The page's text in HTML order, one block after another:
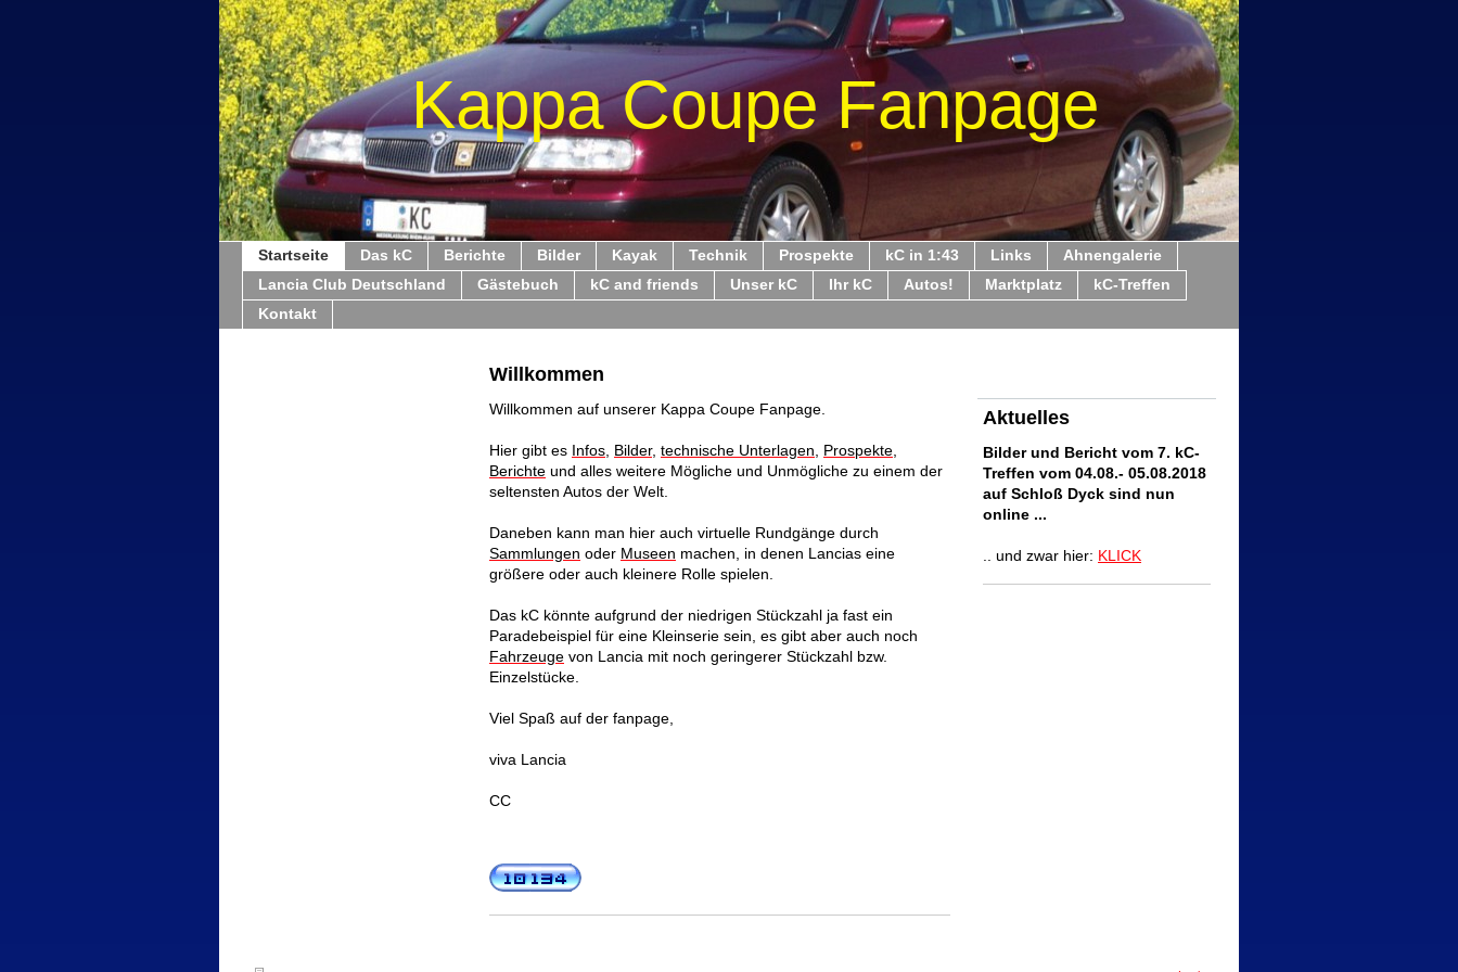
Kappa Coupe Fanpage
Startseite Das kC Berichte Bilder Kayak Technik Prospekte kC in 1:43 Links
Ahnengalerie
Lancia Club Deutschland
Gästebuch kC and friends Unser kC Ihr kC Autos! Marktplatz
kC-Treffen
Kontakt
Willkommen
Willkommen auf unserer Kappa Coupe Fanpage.
Hier gibt es Infos Bilder, technische Unterlagen Prospekte
Berichte und alles weitere Mögliche und Unmögliche zu einem der
seltensten Autos der Welt.
Daneben kann man hier auch virtuelle Rundgänge durch
Sammlungen oder Museen machen, in denen Lancias eine
größere oder auch kleinere Rolle spielen.
Das kC könnte aufgrund der niedrigen Stückzahl ja fast ein
Paradebeispiel für eine Kleinserie sein, es gibt aber auch noch
Fahrzeuge von Lancia mit noch geringerer Stückzahl bzw.
Einzelstücke.
Viel Spaß auf der fanpage,
viva Lancia
CC
Aktuelles
Bilder und Bericht vom 7. kC-
Treffen vom 04.08.- 05.08.2018
auf Schloß Dyck sind nun
online ...
.. und zwar hier: KLICK